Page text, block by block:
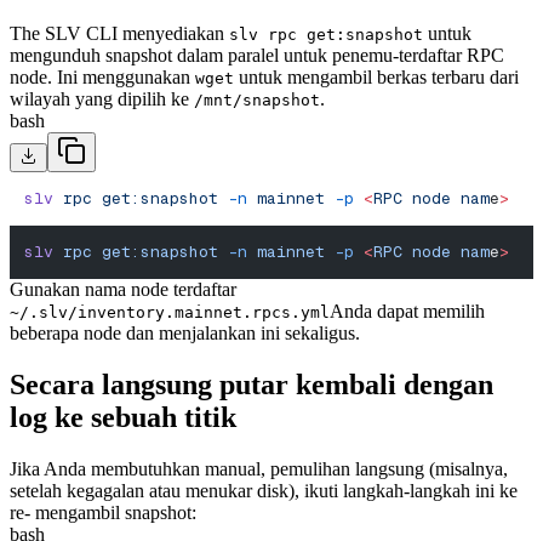
The SLV CLI menyediakan slv rpc get:snapshot untuk
mengunduh snapshot dalam paralel untuk penemu-terdaftar RPC
node. Ini menggunakan wget untuk mengambil berkas terbaru dari
wilayah yang dipilih ke /mnt/snapshot.
bash
slv rpc get:snapshot -n mainnet -p <RPC node name>
slv rpc get:snapshot -n mainnet -p <RPC node name>
Gunakan nama node terdaftar
~/.slv/inventory.mainnet.rpcs.ymlAnda dapat memilih
beberapa node dan menjalankan ini sekaligus.
Secara langsung putar kembali dengan
log ke sebuah titik
Jika Anda membutuhkan manual, pemulihan langsung (misalnya,
setelah kegagalan atau menukar disk), ikuti langkah-langkah ini ke
re- mengambil snapshot:
bash